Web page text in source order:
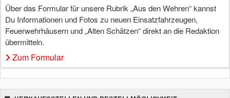
Über das Formular für unsere Rubrik „Aus den Wehren“ kannst
Du Informationen und Fotos zu neuen Einsatzfahrzeugen,
Feuerwehrhäusern und „Alten Schätzen“ direkt an die Redaktion
übermitteln.
Zum Formular